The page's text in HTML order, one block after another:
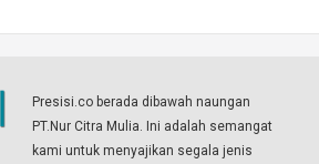
Presisi.co berada dibawah naungan
PT.Nur Citra Mulia. Ini adalah semangat
kami untuk menyajikan segala jenis